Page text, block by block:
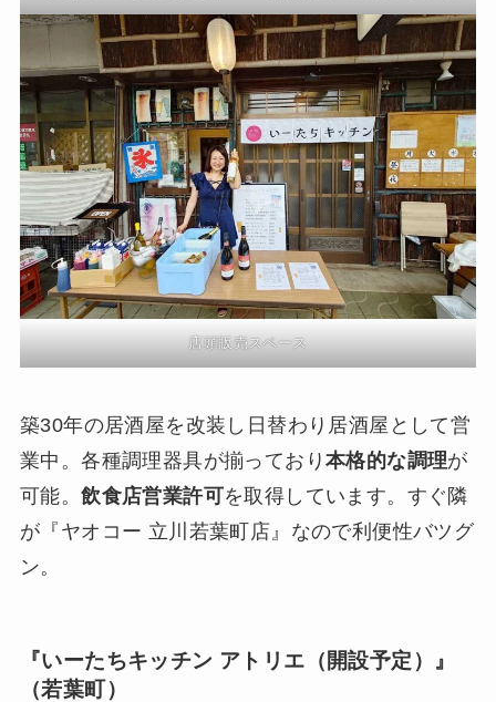
店頭販売スペース
築30年の居酒屋を改装し日替わり居酒屋として営
業中。各種調理器具が揃っており 本格的な調理が
可能。飲食店営業許可を取得しています。すぐ隣
が『ヤオコー 立川若葉町店』なので利便性バツグ
ン。
『いーたちキッチン アトリエ（開設予定）』
（若葉町）